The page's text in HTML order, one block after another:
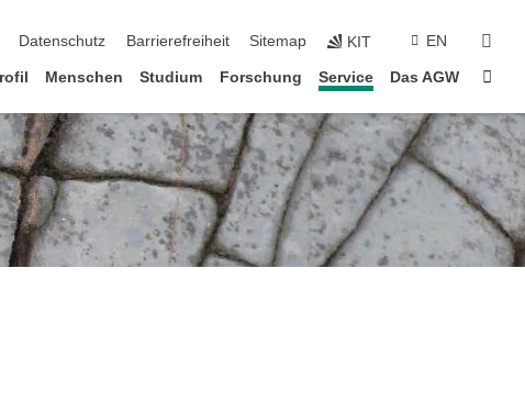
Datenschutz Barrierefreiheit Sitemap KIT EN
Menschen Studium Forschung Service Das AGW